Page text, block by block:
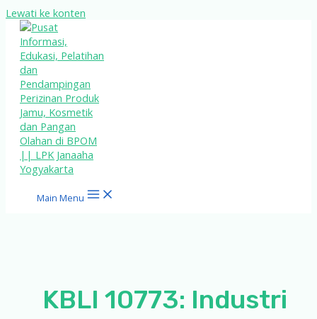
Lewati ke konten
Main Menu
KBLI 10773: Industri